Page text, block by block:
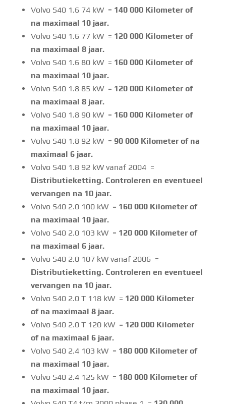
Volvo S40 1.6 74 kW = 140 000 Kilometer of
na maximaal 10 jaar.
Volvo S40 1.6 77 kW = 120 000 Kilometer of
na maximaal 8 jaar.
Volvo S40 1.6 80 kW = 160 000 Kilometer of
na maximaal 10 jaar.
Volvo S40 1.8 85 kW = 120 000 Kilometer of
na maximaal 8 jaar.
Volvo S40 1.8 90 kW = 160 000 Kilometer of
na maximaal 10 jaar.
Volvo S40 1.8 92 kW = 90 000 Kilometer of na
maximaal 6 jaar.
Volvo S40 1.8 92 kW vanaf 2004 =
Distributieketting. Controleren en eventueel
vervangen na 10 jaar.
Volvo S40 2.0 100 kW = 160 000 Kilometer of
na maximaal 10 jaar.
Volvo S40 2.0 103 kW = 120 000 Kilometer of
na maximaal 6 jaar.
Volvo S40 2.0 107 kW vanaf 2006 =
Distributieketting. Controleren en eventueel
vervangen na 10 jaar.
Volvo S40 2.0 T 118 kW = 120 000 Kilometer
of na maximaal 8 jaar.
Volvo S40 2.0 T 120 kW = 120 000 Kilometer
of na maximaal 6 jaar.
Volvo S40 2.4 103 kW = 180 000 Kilometer of
na maximaal 10 jaar.
Volvo S40 2.4 125 kW = 180 000 Kilometer of
na maximaal 10 jaar.